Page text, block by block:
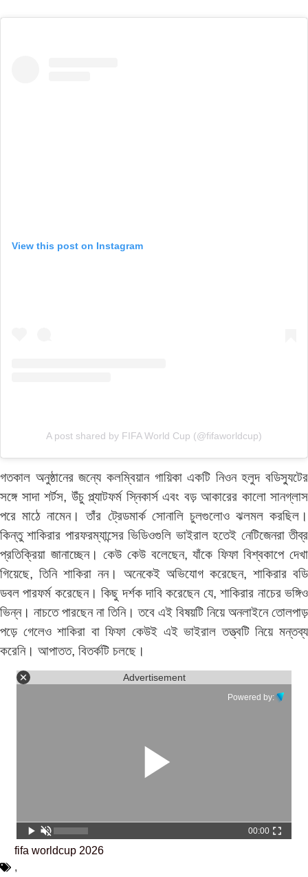
View this post on Instagram
A post shared by FIFA World Cup (@fifaworldcup)
গতকাল অনুষ্ঠানের জন্যে কলম্বিয়ান গায়িকা একটি নিওন হলুদ বডিস্যুটের
সঙ্গে সাদা শর্টস, উঁচু প্ল্যাটফর্ম স্নিকার্স এবং বড় আকারের কালো সানগ্লাস
পরে মাঠে নামেন। তাঁর ট্রেডমার্ক সোনালি চুলগুলোও ঝলমল করছিল।
কিন্তু শাকিরার পারফরম্যান্সের ভিডিওগুলি ভাইরাল হতেই নেটিজেনরা তীব্র
প্রতিক্রিয়া জানাচ্ছেন। কেউ কেউ বলেছেন, যাঁকে ফিফা বিশ্বকাপে দেখা
গিয়েছে, তিনি শাকিরা নন। অনেকেই অভিযোগ করেছেন, শাকিরার বডি
ডবল পারফর্ম করেছেন। কিছু দর্শক দাবি করেছেন যে, শাকিরার নাচের ভঙ্গিও
ভিন্ন। নাচতে পারছেন না তিনি। তবে এই বিষয়টি নিয়ে অনলাইনে তোলপাড়
পড়ে গেলেও শাকিরা বা ফিফা কেউই এই ভাইরাল তত্ত্বটি নিয়ে মন্তব্য
করেনি। আপাতত, বিতর্কটি চলছে।
Advertisement
Powered by:
00:00
fifa worldcup 2026
,